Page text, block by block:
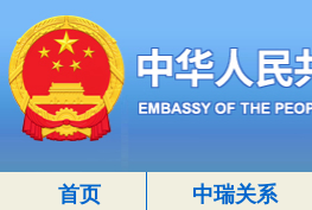
首页 中瑞关系